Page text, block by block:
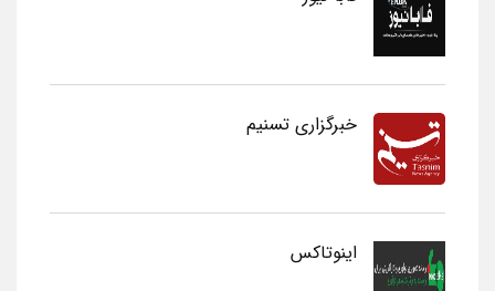
خبرگزاری تسنیم
اینوتاکس